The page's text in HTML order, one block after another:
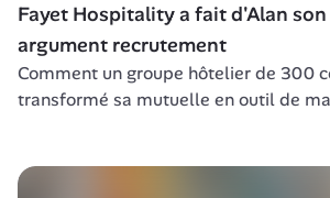
Fayet Hospitality a fait d'Alan
argument recrutement
Comment un groupe hôtelier de 300
transformé sa mutuelle en outil de